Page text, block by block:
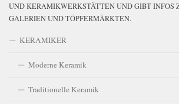
UND KERAMIKWERKSTÄTTEN UND GIBT INFOS
GALERIEN UND TÖPFERMÄRKTEN.
KERAMIKER
Moderne Keramik
Traditionelle Keramik